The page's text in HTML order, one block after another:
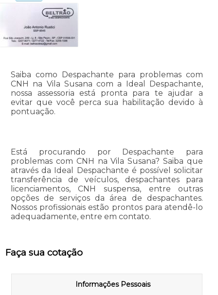
Saiba como Despachante para problemas com
CNH na Vila Susana com a Ideal Despachante,
nossa assessoria está pronta para te ajudar a
evitar que você perca sua habilitação devido à
pontuação.
Está procurando por Despachante para
problemas com CNH na Vila Susana? Saiba que
através da Ideal Despachante é possível solicitar
transferência de veículos, despachantes para
licenciamentos, CNH suspensa, entre outras
opções de serviços da área de despachantes.
Nossos profissionais estão prontos para atendê-lo
adequadamente, entre em contato.
Faça sua cotação
Informações Pessoais